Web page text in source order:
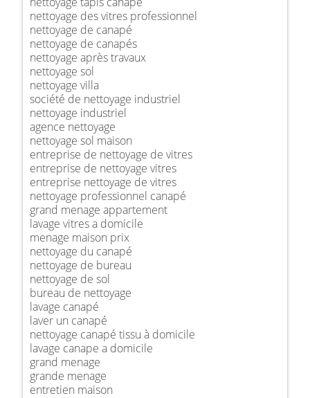
nettoyage des vitres professionnel
nettoyage de canapé
nettoyage de canapés
nettoyage après travaux
nettoyage sol
nettoyage villa
société de nettoyage industriel
nettoyage industriel
agence nettoyage
nettoyage sol maison
entreprise de nettoyage de vitres
entreprise de nettoyage vitres
entreprise nettoyage de vitres
nettoyage professionnel canapé
grand menage appartement
lavage vitres a domicile
menage maison prix
nettoyage du canapé
nettoyage de bureau
nettoyage de sol
bureau de nettoyage
lavage canapé
laver un canapé
nettoyage canapé tissu à domicile
lavage canape a domicile
grand menage
grande menage
entretien maison